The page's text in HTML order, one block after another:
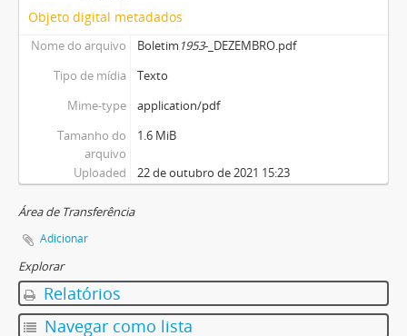
Objeto digital metadados
Nome do arquivo Boletim 1953-_DEZEMBRO.pdf
Tipo de mídia
Texto
Mime-type
application/pdf
Tamanho do
arquivo
1.6 MiB
Uploaded 22 de outubro de 2021 15:23
Área de Transferência
Adicionar
Explorar
Relatórios
Navegar como lista